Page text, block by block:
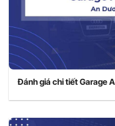
Đánh giá chi tiết Garage